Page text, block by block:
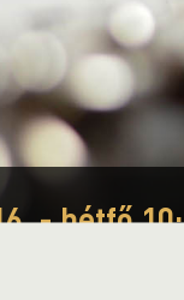
- hétfő
-